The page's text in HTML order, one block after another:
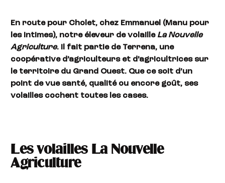
En route pour Cholet, chez Emmanuel (Manu pour
les intimes), notre éleveur de volaille La Nouvelle
Agriculture. Il fait partie de Terrena, une
coopérative d’agriculteurs et d’agricultrices sur
le territoire du Grand Ouest. Que ce soit d’un
point de vue santé, qualité ou encore goût, ses
volailles cochent toutes les cases.
Les volailles La Nouvelle
Agriculture